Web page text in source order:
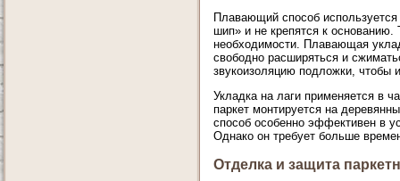
Плавающий способ
шип» и не крепятся к основанию.
необходимости. Плавающая
свободно расширяться и
звукоизоляцию подложки, чтобы
Укладка на лаги применяется в
паркет монтируется на
способ особенно эффективен в
Однако он требует больше
Отделка и защита